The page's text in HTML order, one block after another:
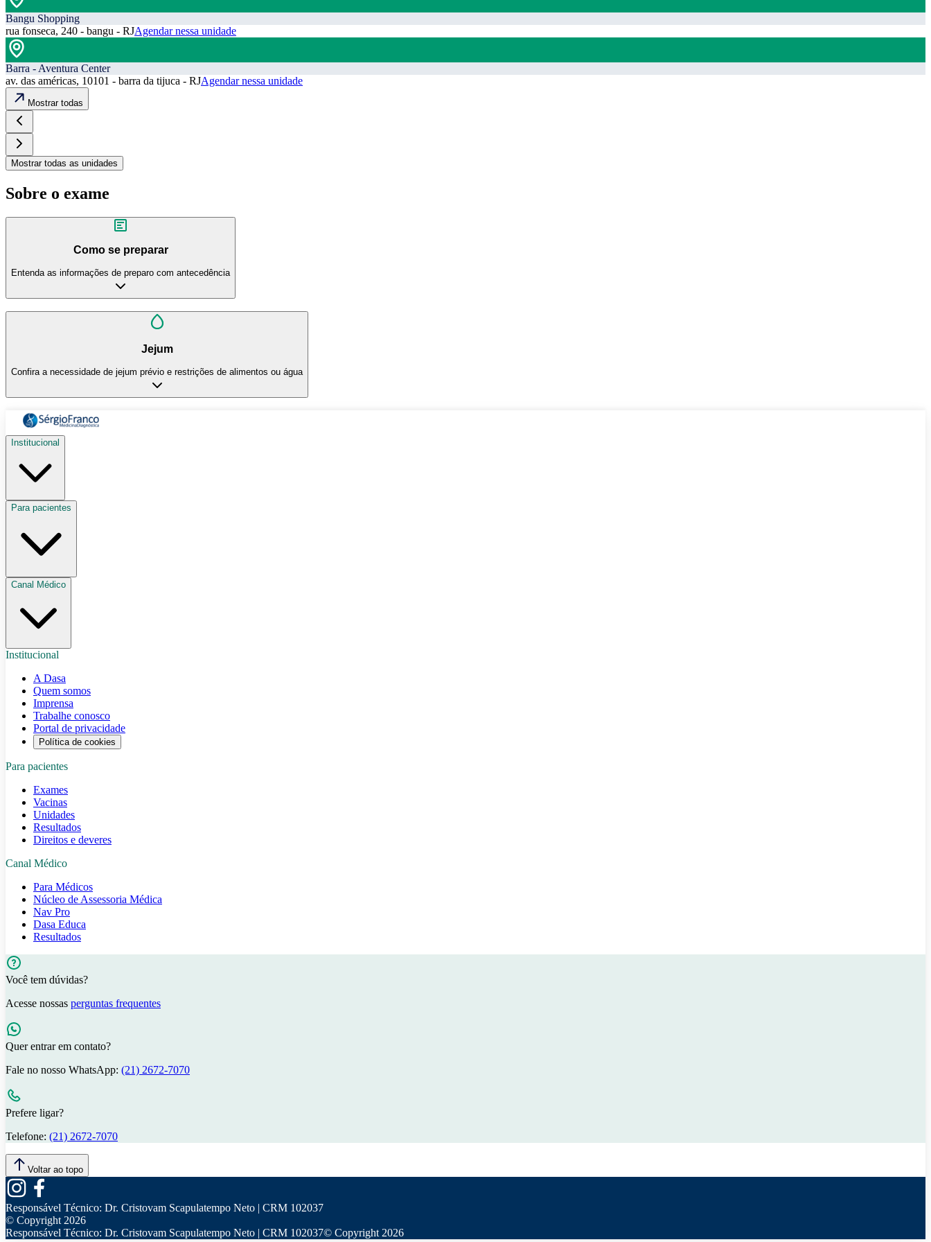
Bangu Shopping
rua fonseca, 240 - bangu - RJAgendar nessa unidade
Barra - Aventura Center
av. das américas, 10101 - barra da tijuca - RJAgendar nessa unidade
Mostrar todas
Mostrar todas as unidades
Sobre o exame
Como se preparar
Entenda as informações de preparo com antecedência
Jejum
Confira a necessidade de jejum prévio e restrições de alimentos ou água
Institucional
Para pacientes
Canal Médico
Institucional
A Dasa
Quem somos
Imprensa
Trabalhe conosco
Portal de privacidade
Política de cookies
Para pacientes
Exames
Vacinas
Unidades
Resultados
Direitos e deveres
Canal Médico
Para Médicos
Núcleo de Assessoria Médica
Nav Pro
Dasa Educa
Resultados
Você tem dúvidas?
Acesse nossas perguntas frequentes
Quer entrar em contato?
Fale no nosso WhatsApp: (21) 2672-7070
Prefere ligar?
Telefone: (21) 2672-7070
Voltar ao topo
Responsável Técnico: Dr. Cristovam Scapulatempo Neto | CRM 102037
© Copyright 2026
Responsável Técnico: Dr. Cristovam Scapulatempo Neto | CRM 102037© Copyright 2026